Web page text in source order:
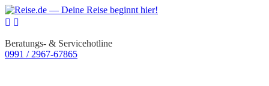
Beratungs- & Servicehotline
0991 / 2967-67865